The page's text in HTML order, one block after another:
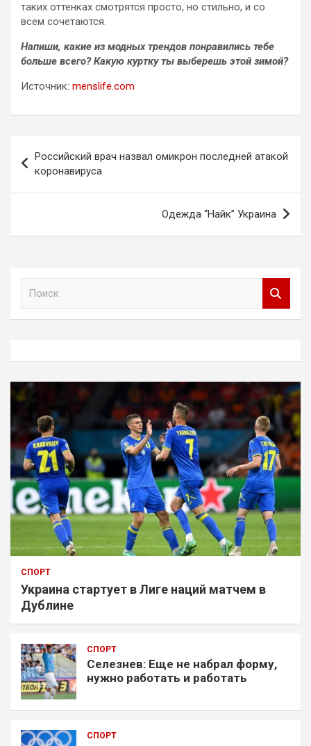
таких оттенках смотрятся просто, но стильно, и со
всем сочетаются.
Напиши, какие из модных трендов понравились тебе
больше всего? Какую куртку ты выберешь этой зимой?
Источник: menslife.com
по
записям
Российский врач назвал омикрон последней атакой
коронавируса
Одежда “Найк” Украина
СПОРТ
Украина стартует в Лиге наций матчем в
Дублине
СПОРТ
Селезнев: Еще не набрал форму,
нужно работать и работать
СПОРТ